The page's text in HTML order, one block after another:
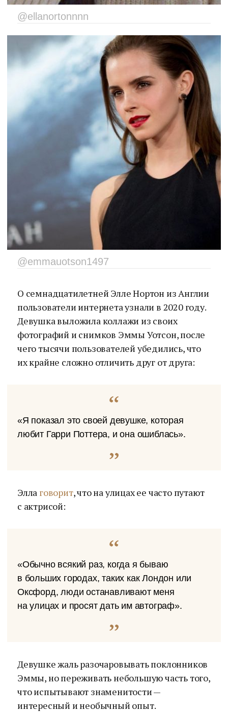
@ellanortonnnn
@emmauotson1497
О семнадцатилетней Элле Нортон из Англии
пользователи интернета узнали в 2020 году.
Девушка выложила коллажи из своих
фотографий и снимков Эммы Уотсон, после
чего тысячи пользователей убедились, что
их крайне сложно отличить друг от друга:
«Я показал это своей девушке, которая
любит Гарри Поттера, и она ошиблась».
Элла говорит, что на улицах ее часто путают
с актрисой:
«Обычно всякий раз, когда я бываю
в больших городах, таких как Лондон или
Оксфорд, люди останавливают меня
на улицах и просят дать им автограф».
Девушке жаль разочаровывать поклонников
Эммы, но переживать небольшую часть того,
что испытывают знаменитости —
интересный и необычный опыт.